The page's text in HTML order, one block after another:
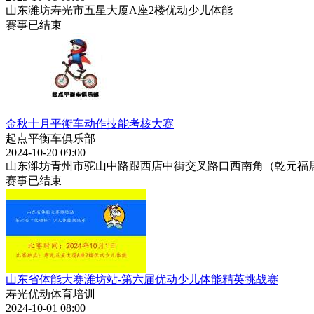
山东潍坊寿光市五星大厦A座2楼优动少儿体能
赛事已结束
金秋十月平衡车动作技能考核大赛
起点平衡车俱乐部
2024-10-20 09:00
山东潍坊青州市驼山中路跟西店中街交叉路口西南角（乾元福
赛事已结束
山东省体能大赛潍坊站-第六届优动少儿体能精英挑战赛
寿光优动体育培训
2024-10-01 08:00